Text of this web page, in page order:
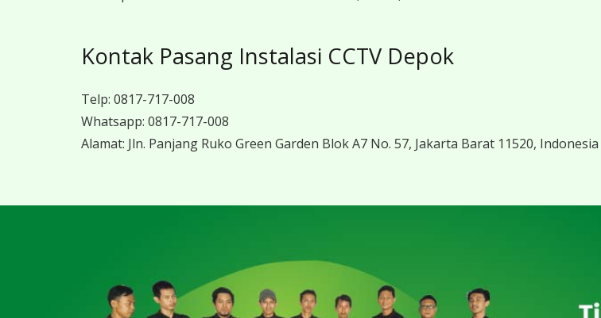
Kontak Pasang Instalasi CCTV Depok
Telp: 0817-717-008
Whatsapp: 0817-717-008
Alamat: Jln. Panjang Ruko Green Garden Blok A7 No. 57, Jakarta Barat 11520, Indonesia